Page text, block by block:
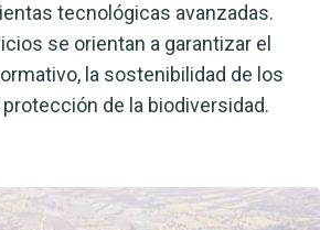
tecnológicas avanzadas.
se orientan a garantizar el
la sostenibilidad de los
de la biodiversidad.